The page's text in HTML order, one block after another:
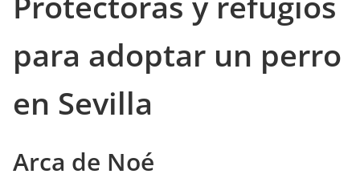
para adoptar un perro
en Sevilla
Arca de Noé